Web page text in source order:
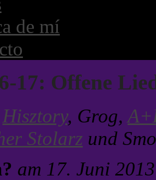
de mí
17: Offene
Hisztory, Grog,
Stolarz und
am 17. Juni